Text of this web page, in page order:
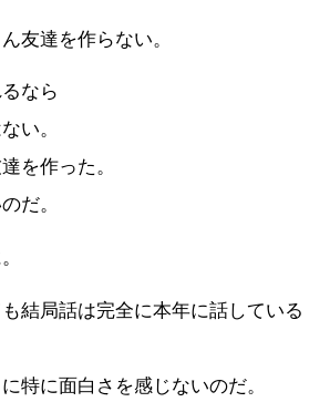
友達を作らない。
なら
い。
を作った。
だ。
結局話は完全に本年に話している
特に面白さを感じないのだ。